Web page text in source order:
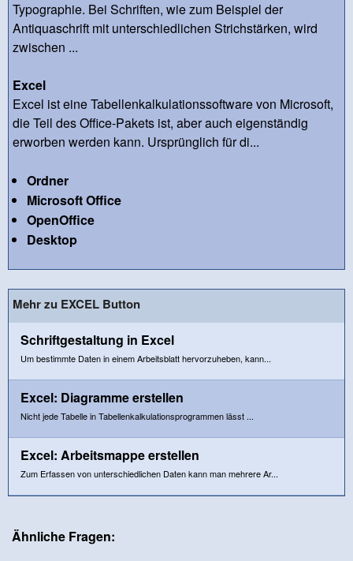
Typographie. Bei Schriften, wie zum Beispiel der
Antiquaschrift mit unterschiedlichen Strichstärken, wird
zwischen ...
Excel
Excel ist eine Tabellenkalkulationssoftware von Microsoft,
die Teil des Office-Pakets ist, aber auch eigenständig
erworben werden kann. Ursprünglich für di...
Ordner
Microsoft Office
OpenOffice
Desktop
Mehr zu EXCEL Button
Schriftgestaltung in Excel
Um bestimmte Daten in einem Arbeitsblatt hervorzuheben, kann...
Excel: Diagramme erstellen
Nicht jede Tabelle in Tabellenkalkulationsprogrammen lässt ...
Excel: Arbeitsmappe erstellen
Zum Erfassen von unterschiedlichen Daten kann man mehrere Ar...
Ähnliche Fragen: